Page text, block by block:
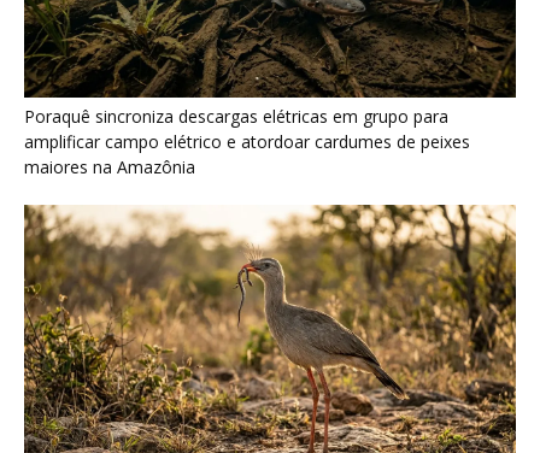
Seriema combina corridas em alta velocidade e arremessos
contra rochas para imobilizar serpentes peçonhentas no
cerrado